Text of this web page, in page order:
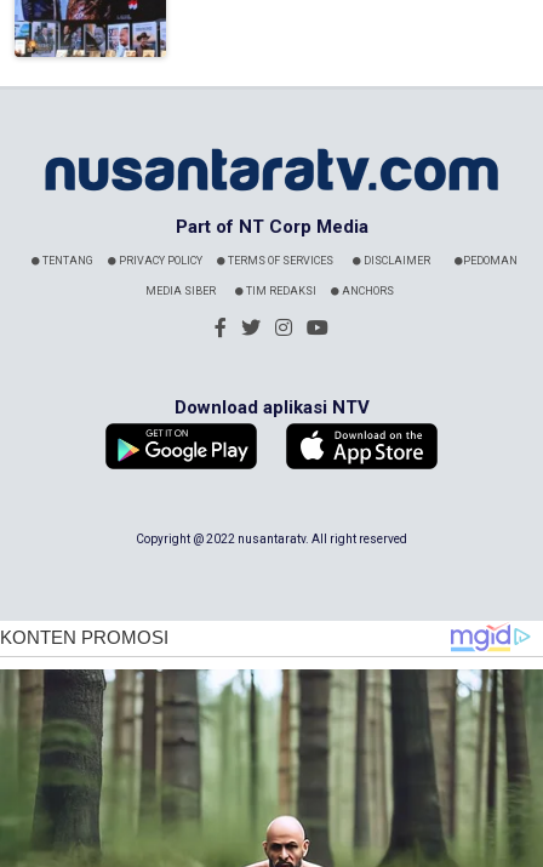
Part of NT Corp Media
TENTANG PRIVACY POLICY TERMS OF SERVICES DISCLAIMER PEDOMAN
MEDIA SIBER TIM REDAKSI ANCHORS
Download aplikasi NTV
Copyright @ 2022 nusantaratv. All right reserved